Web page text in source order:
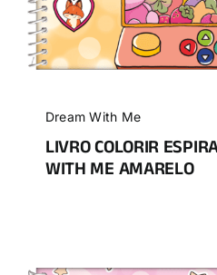
Dream With Me
LIVRO COLORIR
WITH ME AMARELO